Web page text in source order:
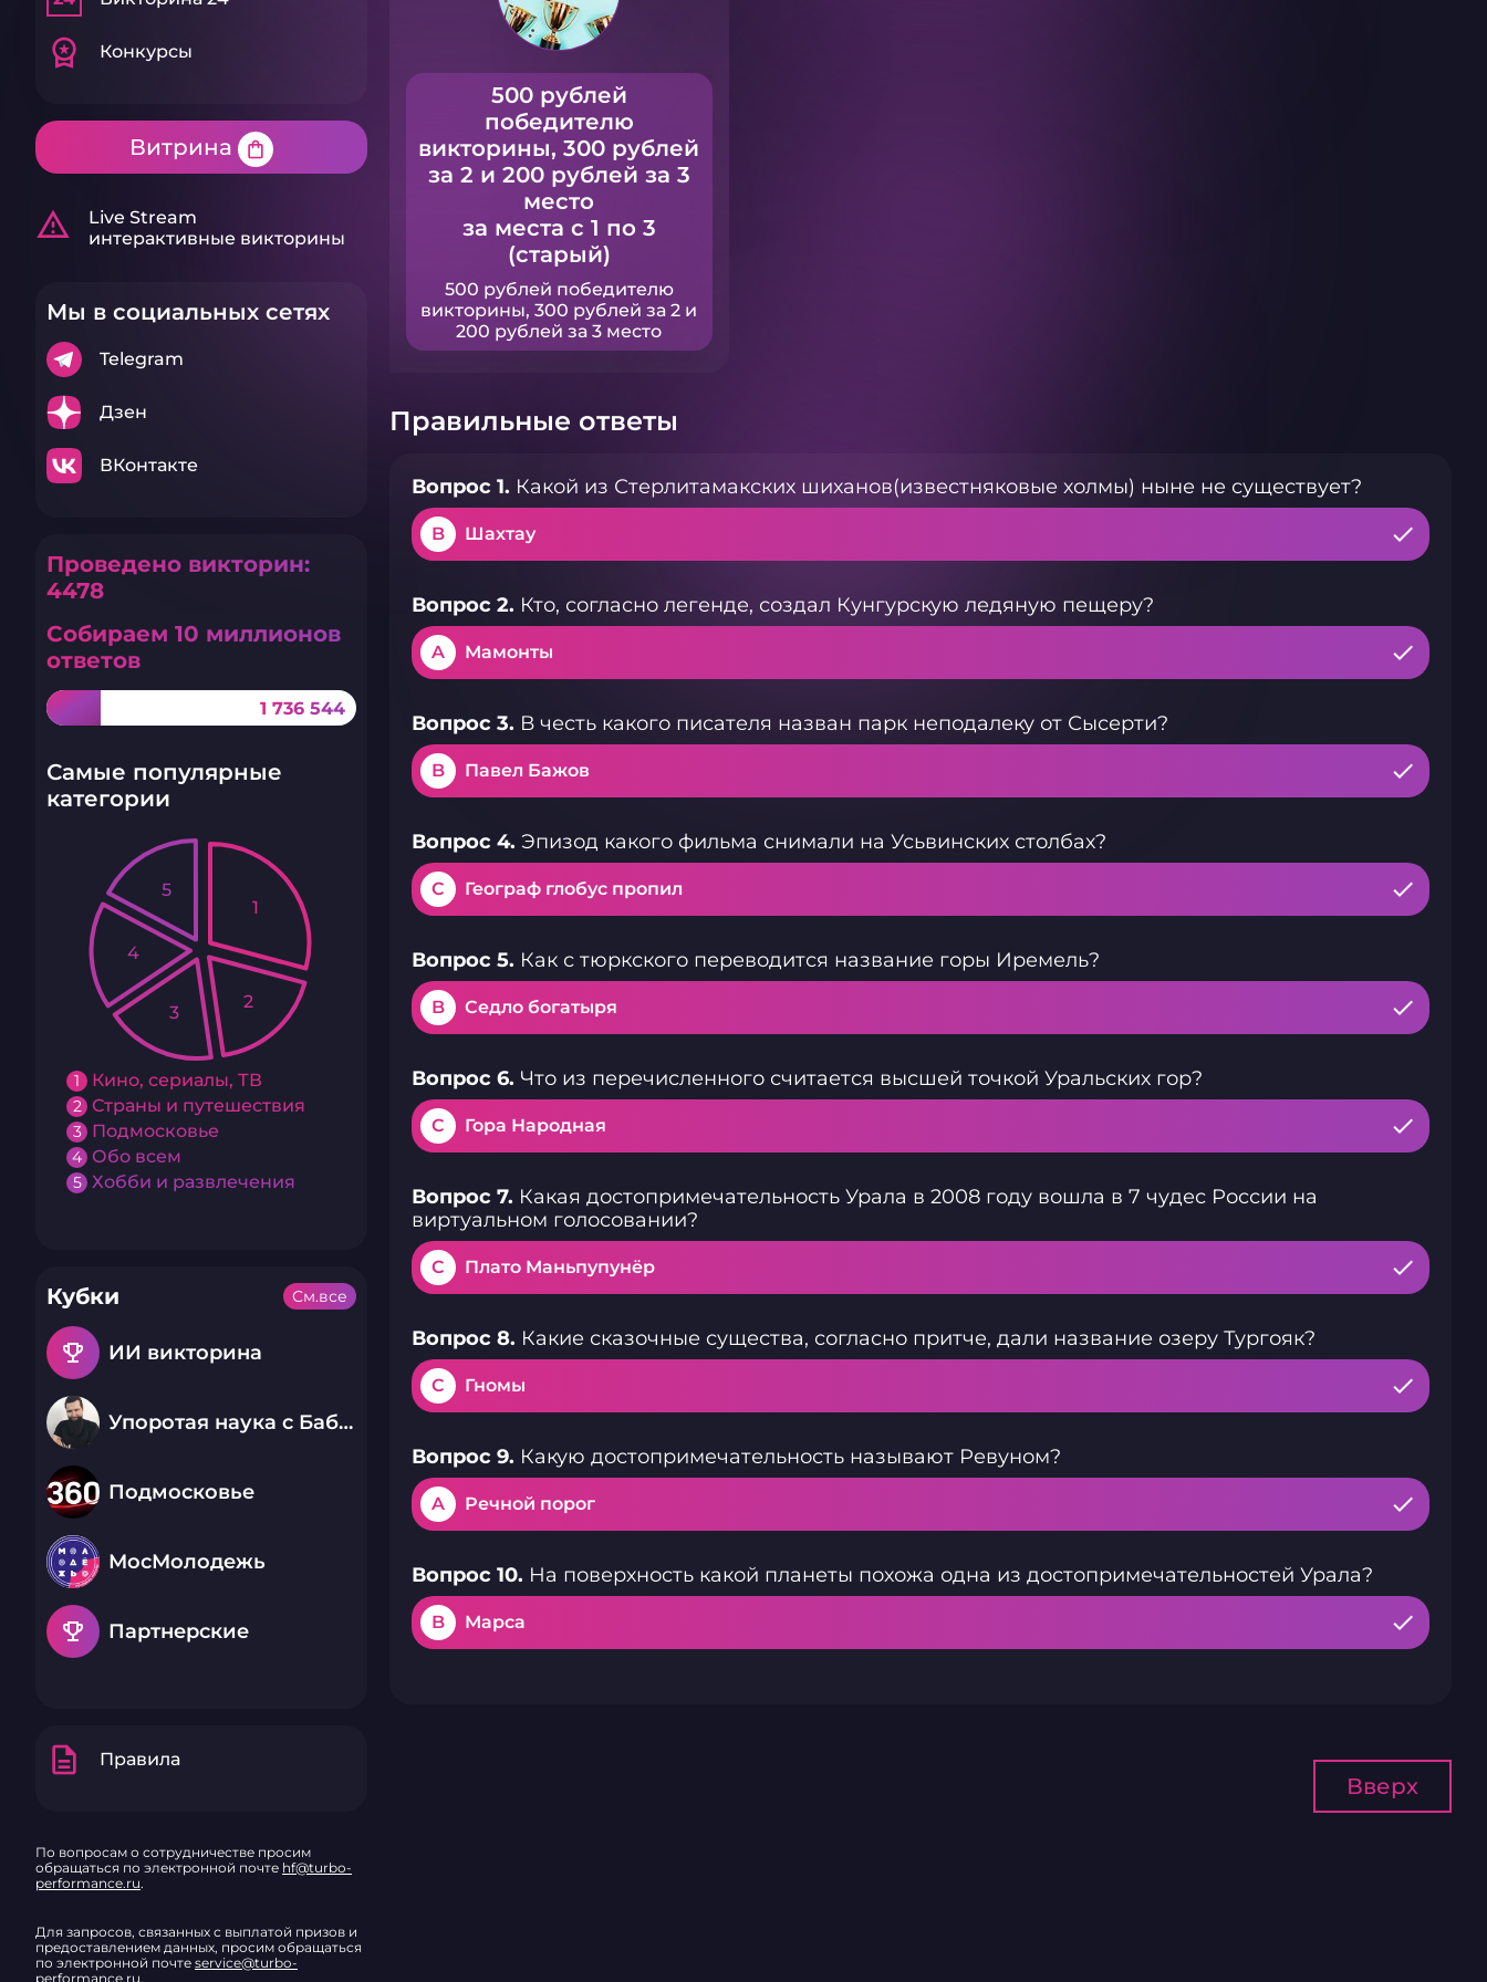
workspace_premium Конкурсы
Витрина shopping_bag
warning_amber
Live Stream
интерактивные викторины
Мы в социальных сетях
Telegram
Дзен
ВКонтакте
Проведено викторин:
4478
Собираем 10 миллионов
ответов
1 736 544
Самые популярные
категории
1 Кино, сериалы, ТВ
2 Страны и путешествия
3 Подмосковье
4 Обо всем
5 Хобби и развлечения
1
2
3
4
5
Кубки
emoji_events ИИ викторина
Упоротая наука с Бабаем Лютым
Подмосковье
МосМолодежь
emoji_events Партнерские
См.все
description Правила
По вопросам о сотрудничестве просим
обращаться по электронной почте hf@turbo-
performance.ru.
Для запросов, связанных с выплатой призов и
предоставлением данных, просим обращаться
по электронной почте service@turbo-
performance.ru.
500 рублей
победителю
викторины, 300 рублей
за 2 и 200 рублей за 3
место
за места с 1 по 3
(старый)
500 рублей победителю
викторины, 300 рублей за 2 и
200 рублей за 3 место
Правильные ответы
Вопрос 1. Какой из Стерлитамакских шиханов(известняковые холмы) ныне не существует?
B Шахтау
Вопрос 2. Кто, согласно легенде, создал Кунгурскую ледяную пещеру?
A Мамонты
Вопрос 3. В честь какого писателя назван парк неподалеку от Сысерти?
B Павел Бажов
Вопрос 4. Эпизод какого фильма снимали на Усьвинских столбах?
C Географ глобус пропил
Вопрос 5. Как с тюркского переводится название горы Иремель?
B Седло богатыря
Вопрос 6. Что из перечисленного считается высшей точкой Уральских гор?
C Гора Народная
Вопрос 7. Какая достопримечательность Урала в 2008 году вошла в 7 чудес России на
виртуальном голосовании?
C Плато Маньпупунёр
Вопрос 8. Какие сказочные существа, согласно притче, дали название озеру Тургояк?
C Гномы
Вопрос 9. Какую достопримечательность называют Ревуном?
A Речной порог
Вопрос 10. На поверхность какой планеты похожа одна из достопримечательностей Урала?
B Марса
Вверх